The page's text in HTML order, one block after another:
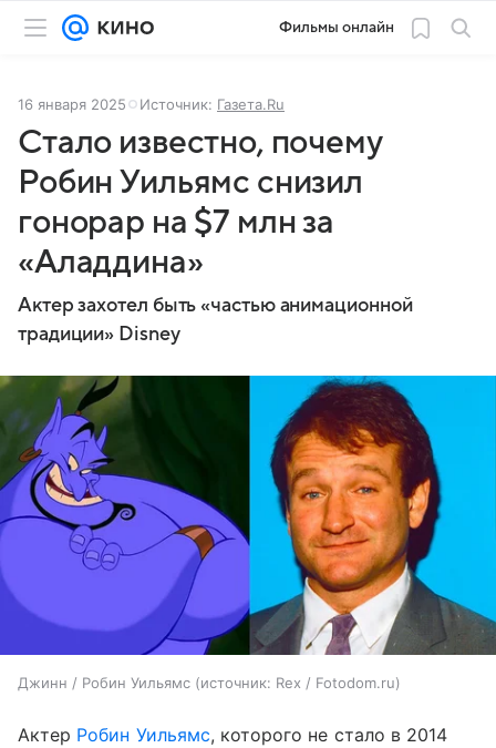
Фильмы онлайн
16 января 2025 Источник: Газета.Ru
Стало известно, почему
Робин Уильямс снизил
гонорар на $7 млн за
«Аладдина»
Актер захотел быть «частью анимационной
традиции» Disney
Джинн / Робин Уильямс источник: Rex / Fotodom.ru
Актер Робин Уильямс, которого не стало в 2014